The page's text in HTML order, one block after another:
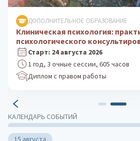
КАЛЕНДАРЬ СОБЫТИЙ
15 августа
ДОПОЛНИТЕЛЬНОЕ ОБРАЗОВАНИЕ
Клиническая психология:
психологического
Старт: 24 августа 2026
1 год, 3 очные сессии, 605 часов
Диплом с правом работы